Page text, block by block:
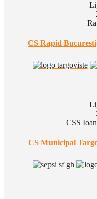
CS Rapid
CSS
CS Municipal